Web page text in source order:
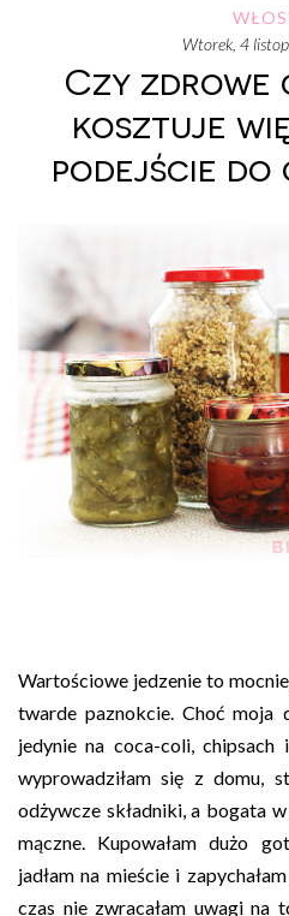
wtorek, 4
Czy zdrowe
kosztuje
podejście do
Wartościowe jedzenie to
twarde paznokcie. Choć moja
jedynie na coca-coli,
wyprowadziłam się z domu,
odżywcze składniki, a bogata
mączne. Kupowałam dużo
jadłam na mieście i
czas nie zwracałam uwagi na